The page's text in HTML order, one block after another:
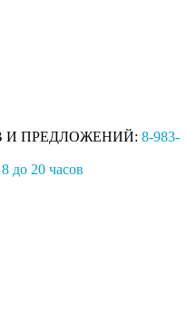
И ПРЕДЛОЖЕНИЙ: 8-983-
до 20 часов